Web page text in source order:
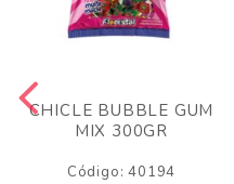
CHICLE BUBBLE GUM
MIX 300GR
Código: 40194